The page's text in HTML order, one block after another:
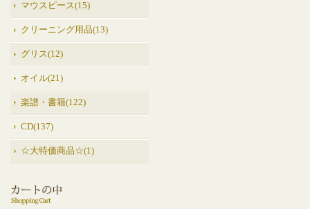
マウスピース(15)
クリーニング用品(13)
グリス(12)
オイル(21)
楽譜・書籍(122)
CD(137)
☆大特価商品☆(1)